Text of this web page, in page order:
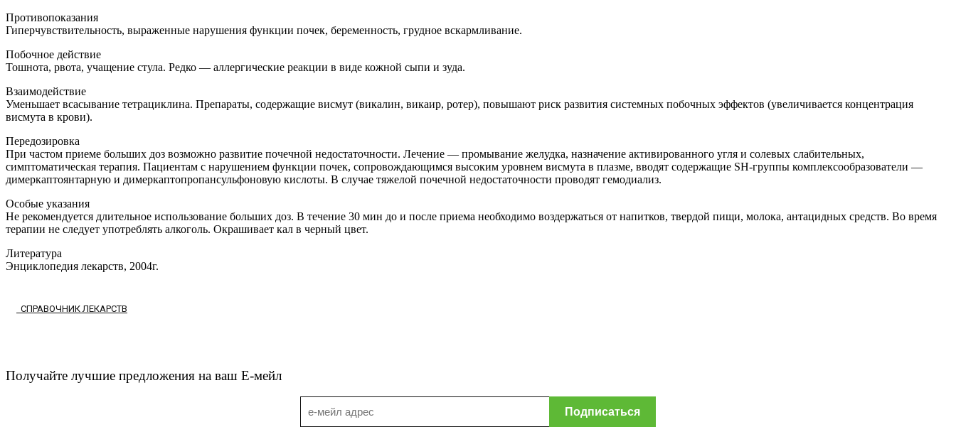
Противопоказания
Гиперчувствительность, выраженные нарушения функции почек, беременность, грудное вскармливание.
Побочное действие
Тошнота, рвота, учащение стула. Редко — аллергические реакции в виде кожной сыпи и зуда.
Взаимодействие
Уменьшает всасывание тетрациклина. Препараты, содержащие висмут (викалин, викаир, ротер), повышают риск развития системных побочных эффектов (увеличивается концентрация
висмута в крови).
Передозировка
При частом приеме больших доз возможно развитие почечной недостаточности. Лечение — промывание желудка, назначение активированного угля и солевых слабительных,
симптоматическая терапия. Пациентам с нарушением функции почек, сопровождающимся высоким уровнем висмута в плазме, вводят содержащие SH-группы комплексообразователи —
димеркаптоянтарную и димеркаптопропансульфоновую кислоты. В случае тяжелой почечной недостаточности проводят гемодиализ.
Особые указания
Не рекомендуется длительное использование больших доз. В течение 30 мин до и после приема необходимо воздержаться от напитков, твердой пищи, молока, антацидных средств. Во время
терапии не следует употреблять алкоголь. Окрашивает кал в черный цвет.
Литература
Энциклопедия лекарств, 2004г.
СПРАВОЧНИК ЛЕКАРСТВ
Получайте лучшие предложения на ваш Е-мейл